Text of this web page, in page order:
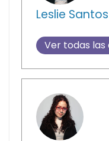
Leslie Santos
Ver todas